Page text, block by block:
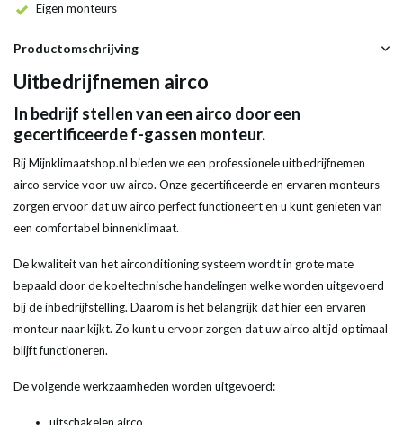
Eigen monteurs
Productomschrijving
Uitbedrijfnemen airco
In bedrijf stellen van een airco door een
gecertificeerde f-gassen monteur.
Bij Mijnklimaatshop.nl bieden we een professionele uitbedrijfnemen
airco service voor uw airco. Onze gecertificeerde en ervaren monteurs
zorgen ervoor dat uw airco perfect functioneert en u kunt genieten van
een comfortabel binnenklimaat.
De kwaliteit van het airconditioning systeem wordt in grote mate
bepaald door de koeltechnische handelingen welke worden uitgevoerd
bij de inbedrijfstelling. Daarom is het belangrijk dat hier een ervaren
monteur naar kijkt. Zo kunt u ervoor zorgen dat uw airco altijd optimaal
blijft functioneren.
De volgende werkzaamheden worden uitgevoerd: